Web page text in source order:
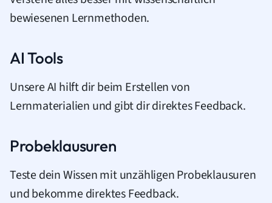
bewiesenen Lernmethoden.
AI Tools
Unsere AI hilft dir beim Erstellen von
Lernmaterialien und gibt dir direktes Feedback.
Probeklausuren
Teste dein Wissen mit unzähligen Probeklausuren
und bekomme direktes Feedback.